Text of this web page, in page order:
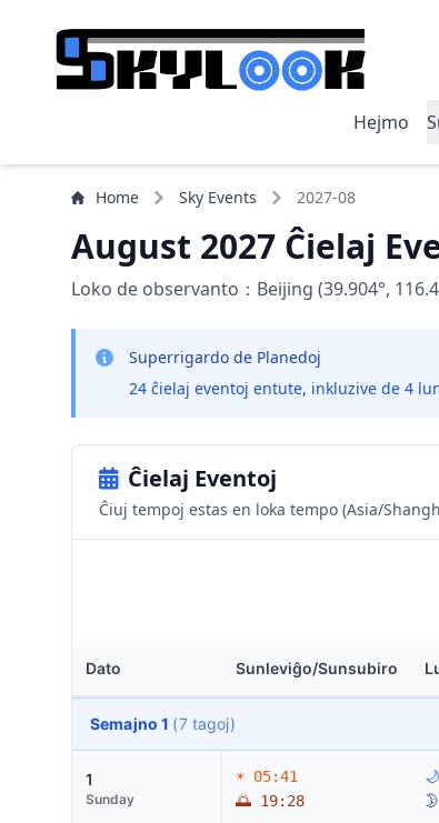
Hejmo
Home Sky Events 2027-08
August 2027 Ĉielaj
Loko de observanto：Beijing (39.904°,
Superrigardo de Planedoj
24 ĉielaj eventoj entute, inkluzive de 4
Ĉielaj Eventoj
Ĉiuj tempoj estas en loka tempo (Asia/
Dato Sunleviĝo/Sunsubiro
Semajno 1 (7 tagoj)
1
Sunday
☀ 05:41
🌅 19:28